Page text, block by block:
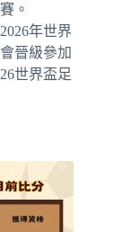
。
年世界
晉級參加
世界盃足